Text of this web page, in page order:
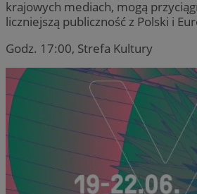
krajowych mediach, mogą
liczniejszą publiczność z Polski i
Godz. 17:00, Strefa Kultury